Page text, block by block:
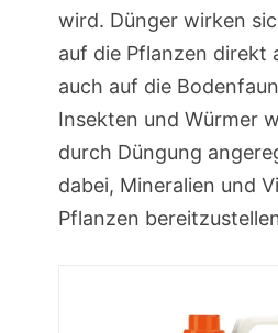
wird. Dünger wirken
auf die Pflanzen direkt
auch auf die
Insekten und Würmer
durch Düngung
dabei, Mineralien und
Pflanzen